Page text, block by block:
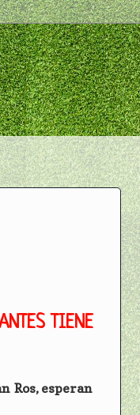
TIENE
Ros, esperan